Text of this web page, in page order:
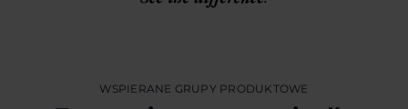
WSPIERANE GRUPY PRODUKTOWE